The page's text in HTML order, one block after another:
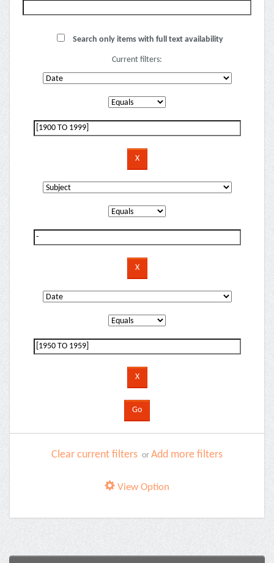
Search only items with full text availability
Current filters:
Clear current filters or Add more filters
View Option